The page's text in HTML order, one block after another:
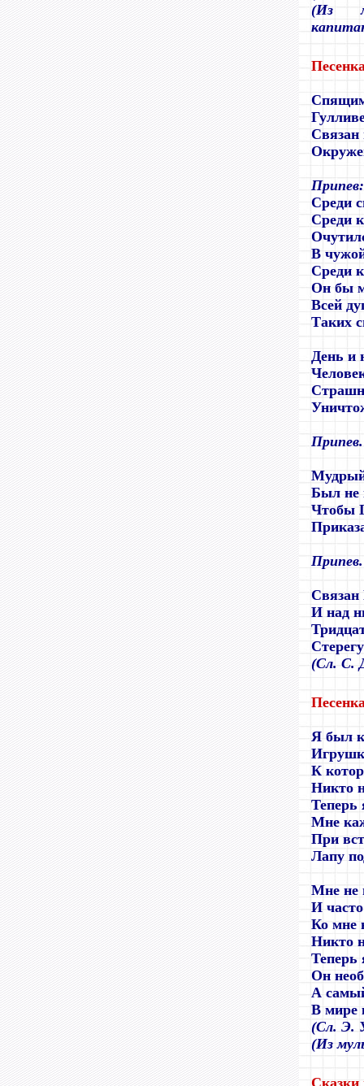
(Из
Спящим
Связан
Припев:
Среди
Среди
В
Среди
Он бы
Всей
Таких
День и
Припев.
Мудрый
Был не
Чтобы
Припев.
Связан
И над
(Сл. С.
Я был
К
Никто
Теперь
Мне
При
Лапу
Мне не
И
Ко мне
Никто
Теперь
Он
А
В мире
(Сл. Э.
(Из
Сказки